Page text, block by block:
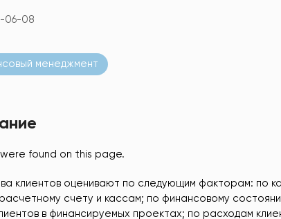
06-08
менеджмент
found on this page.
клиентов оценивают по следующим факторам: по
счету и кассам; по финансовому
в финансируемых проектах; по расходам